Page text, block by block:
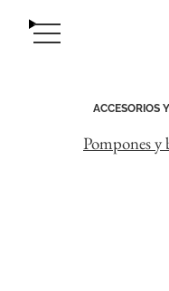
contenido
MENÚ
ACCESORIOS
Pompones y